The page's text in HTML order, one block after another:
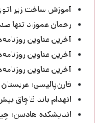
آموزش ساخت زیر
رحمان عموزاد تنها
آخرین عناوین
آخرین عناوین
آخرین عناوین
فارن‌پالیسی:
انهدام باند قاچاق بیش از ۵ میلیون لیتر سوخت در
اندیشکده هادسن: